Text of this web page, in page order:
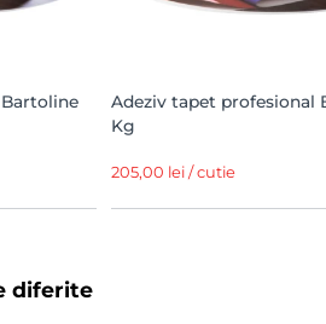
Adeziv tapet profesional
Kg
205,00 lei / cutie
diferite